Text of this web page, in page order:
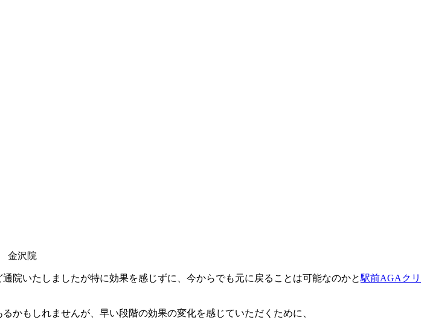
院いたしましたが特に効果を感じずに、今からでも元に戻ることは可能なのかと駅前AGAクリ
かもしれませんが、早い段階の効果の変化を感じていただくために、